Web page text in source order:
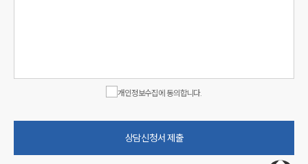
개인정보수집에 동의합니다.
상담신청서 제출